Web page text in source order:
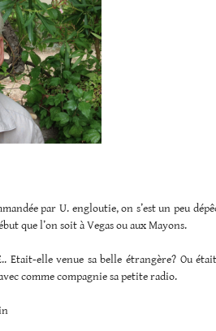
par U. engloutie, on s’est un peu
que l’on soit à Vegas ou aux Mayons.
Etait-elle venue sa belle étrangère? Ou
comme compagnie sa petite radio.